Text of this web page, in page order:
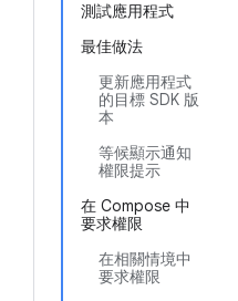
測試應用程式
最佳做法
更新應用程式
的目標 SDK 版
本
等候顯示通知
權限提示
在 Compose 中
要求權限
在相關情境中
要求權限